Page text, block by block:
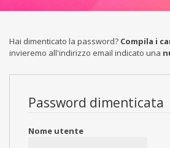
Hai dimenticato la password? Compila i
invieremo all'indirizzo email indicato una
Password dimenticata
Nome utente